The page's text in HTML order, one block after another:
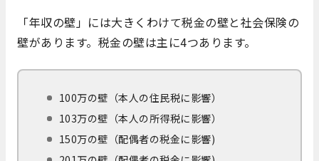
「年収の壁」には大きくわけて税金の壁と社会保険の
壁があります。税金の壁は主に4つあります。
100万の壁（本人の住民税に影響）
103万の壁（本人の所得税に影響）
150万の壁（配偶者の税金に影響)